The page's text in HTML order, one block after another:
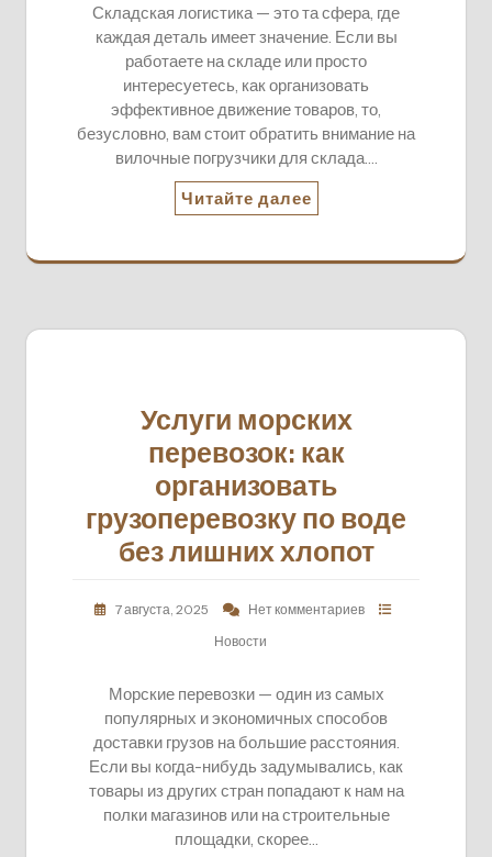
Складская логистика — это та сфера, где
каждая деталь имеет значение. Если вы
работаете на складе или просто
интересуетесь, как организовать
эффективное движение товаров, то,
безусловно, вам стоит обратить внимание на
вилочные погрузчики для склада.…
Читайте далее
Услуги морских
перевозок: как
организовать
грузоперевозку по воде
без лишних хлопот
7 августа, 2025
Нет комментариев
Новости
Морские перевозки — один из самых
популярных и экономичных способов
доставки грузов на большие расстояния.
Если вы когда-нибудь задумывались, как
товары из других стран попадают к нам на
полки магазинов или на строительные
площадки, скорее…